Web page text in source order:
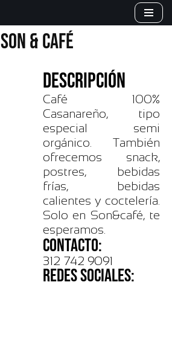
SON & CAFÉ
DESCRIPCIÓN
Café 100%
Casanareño, tipo
especial semi
orgánico. También
ofrecemos snack,
postres, bebidas
frías, bebidas
calientes y coctelería.
Solo en Son&café, te
esperamos.
CONTACTO:
312 742 9091
REDES SOCIALES: